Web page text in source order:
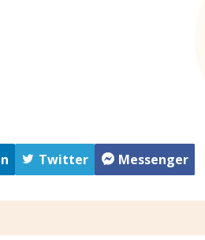
Twitter Messenger